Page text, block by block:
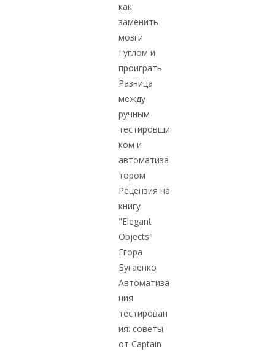
как
заменить
мозги
Гуглом и
проиграть
Разница
между
ручным
тестировщи
ком и
автоматиза
тором
Рецензия на
книгу
"Elegant
Objects"
Егора
Бугаенко
Автоматиза
ция
тестирован
ия: советы
от Captain